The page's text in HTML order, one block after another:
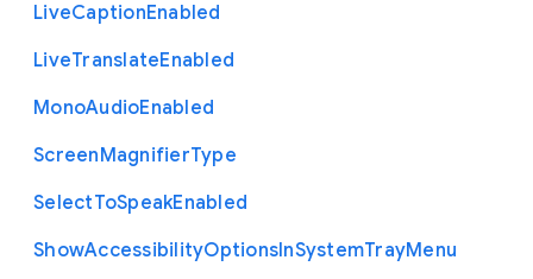
LiveCaptionEnabled
LiveTranslateEnabled
MonoAudioEnabled
ScreenMagnifierType
SelectToSpeakEnabled
ShowAccessibilityOptionsInSystemTrayMenu